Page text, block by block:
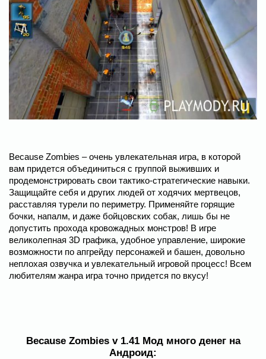
Because Zombies – очень увлекательная игра, в которой
вам придется объединиться с группой выживших и
продемонстрировать свои тактико-стратегические навыки.
Защищайте себя и других людей от ходячих мертвецов,
расставляя турели по периметру. Применяйте горящие
бочки, напалм, и даже бойцовских собак, лишь бы не
допустить прохода кровожадных монстров! В игре
великолепная 3D графика, удобное управление, широкие
возможности по апгрейду персонажей и башен, довольно
неплохая озвучка и увлекательный игровой процесс! Всем
любителям жанра игра точно придется по вкусу!
Because Zombies v 1.41 Мод много денег на
Андроид: